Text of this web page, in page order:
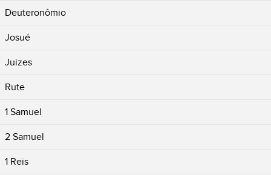
Deuteronômio
Josué
Juizes
Rute
1 Samuel
2 Samuel
1 Reis